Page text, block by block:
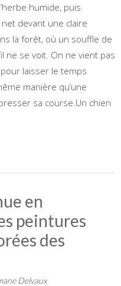
humide, puis
net devant une claire
la forêt, où un souffle de
ne se voit. On ne vient pas
laisser le temps
manière qu’une
sa course.Un chien
en
peintures
des
Delvaux